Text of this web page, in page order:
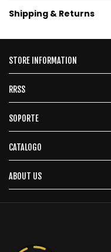
Shipping & Returns
STORE INFORMATION
RRSS
SOPORTE
CATALOGO
ABOUT US